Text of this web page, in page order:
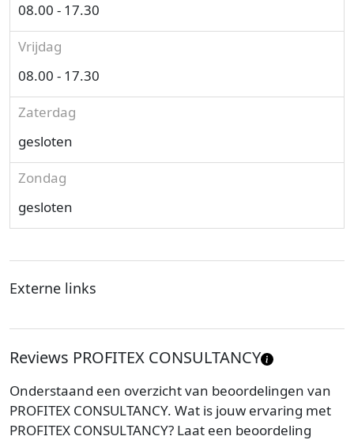
08.00 - 17.30
Vrijdag
08.00 - 17.30
Zaterdag
gesloten
Zondag
gesloten
Externe links
Reviews PROFITEX CONSULTANCY
Onderstaand een overzicht van beoordelingen van
PROFITEX CONSULTANCY. Wat is jouw ervaring met
PROFITEX CONSULTANCY? Laat een beoordeling